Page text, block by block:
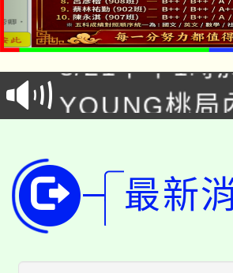
「本色祭」
場熱烈登場!
8/21下午1時
徵才活動。
YOUNG桃局
開!
115年桃園市
田徑場及游
桃園市低收
視費優惠，
最新